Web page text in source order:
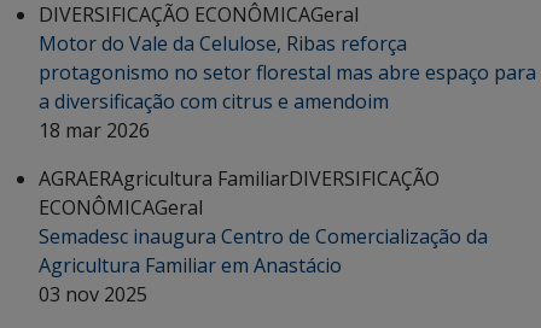
DIVERSIFICAÇÃO ECONÔMICAGeral
Motor do Vale da Celulose, Ribas reforça
protagonismo no setor florestal mas abre espaço para
a diversificação com citrus e amendoim
18 mar 2026
AGRAERAgricultura FamiliarDIVERSIFICAÇÃO
ECONÔMICAGeral
Semadesc inaugura Centro de Comercialização da
Agricultura Familiar em Anastácio
03 nov 2025